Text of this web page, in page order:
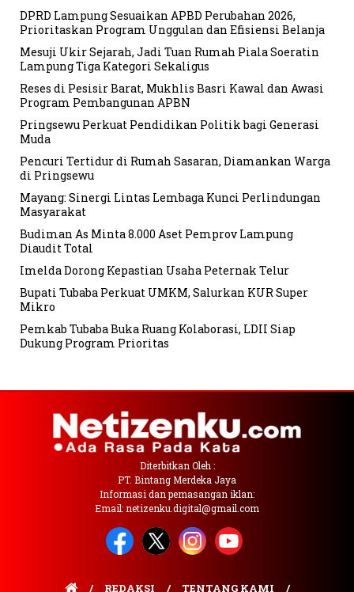
DPRD Lampung Sesuaikan APBD Perubahan 2026,
Prioritaskan Program Unggulan dan Efisiensi Belanja
Mesuji Ukir Sejarah, Jadi Tuan Rumah Piala Soeratin
Lampung Tiga Kategori Sekaligus
Reses di Pesisir Barat, Mukhlis Basri Kawal dan Awasi
Program Pembangunan APBN
Pringsewu Perkuat Pendidikan Politik bagi Generasi
Muda
Pencuri Tertidur di Rumah Sasaran, Diamankan Warga
di Pringsewu
Mayang: Sinergi Lintas Lembaga Kunci Perlindungan
Masyarakat
Budiman As Minta 8.000 Aset Pemprov Lampung
Diaudit Total
Imelda Dorong Kepastian Usaha Peternak Telur
Bupati Tubaba Perkuat UMKM, Salurkan KUR Super
Mikro
Pemkab Tubaba Buka Ruang Kolaborasi, LDII Siap
Dukung Program Prioritas
Diterbitkan Oleh :
PT. Bintang Merdeka Jaya
Informasi dan pemasangan iklan:
Email: netizenku.digital@gmail.com
REDAKSI TENTANG KAMI